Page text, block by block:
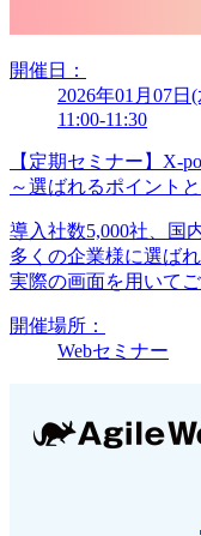
開催日：
2026年01月07日
11:00-11:30
【定期セミナー】X-
～選ばれるポイント
導入社数5,000社、国
多くの企業様に選ば
実際の画面を用いてご
開催場所：
Webセミナー